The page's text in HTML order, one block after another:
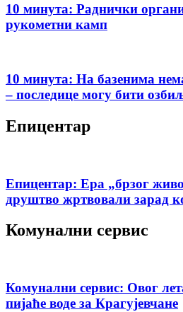
10 минута: Раднички
рукометни камп
10 минута: На базенима
– последице могу бити
Епицентар
Епицентар: Ера „брзог
друштво жртвовали зарад
Комунални сервис
Комунални сервис: Овог
пијаће воде за Крагујевчане